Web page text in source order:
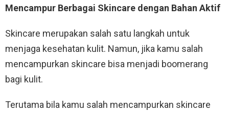
Mencampur Berbagai Skincare dengan Bahan Aktif
Skincare merupakan salah satu langkah untuk
menjaga kesehatan kulit. Namun, jika kamu salah
mencampurkan skincare bisa menjadi boomerang
bagi kulit.
Terutama bila kamu salah mencampurkan skincare